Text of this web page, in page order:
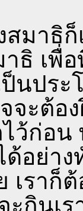
สมาธิก็
าธิ เพื่
ป็นปร
จจะต้อ
ไว้ก่อ
ด้อย่า
เราก็
ะกินเ